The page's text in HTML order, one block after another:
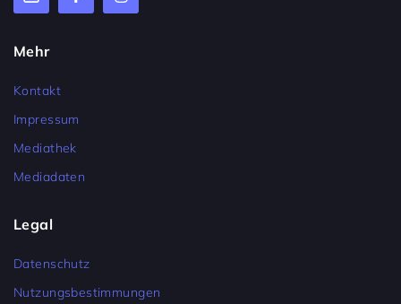
Mehr
Kontakt
Impressum
Mediathek
Mediadaten
Legal
Datenschutz
Nutzungsbestimmungen